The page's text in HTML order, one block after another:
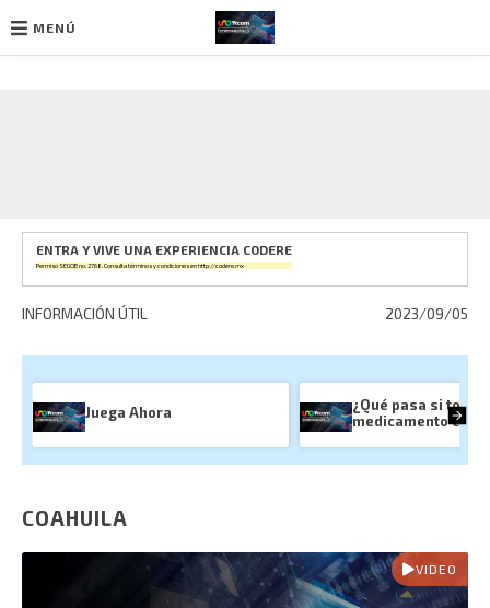
MENÚ
ENTRA Y VIVE UNA EXPERIENCIA CODERE
Permiso SEGOB no. 2768. Consulta términos y condiciones enhttp://codere.mx
INFORMACIÓN ÚTIL 2023/09/05
Juega Ahora
¿Qué pasa si
medicamento
COAHUILA
VIDEO